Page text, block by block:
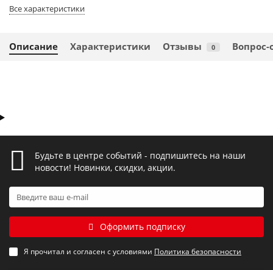
Все характеристики
Описание Характеристики Отзывы 0 Вопрос-
Будьте в центре событий - подпишитесь на наши
новости! Новинки, скидки, акции.
Оформить подписку
Я прочитал и согласен с условиями Политика безопасности